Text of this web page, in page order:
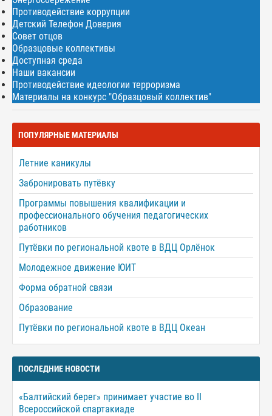
Противодействие коррупции
Детский Телефон Доверия
Совет отцов
Образцовые коллективы
Доступная среда
Наши вакансии
Противодействие идеологии терроризма
Материалы на конкурс "Образцовый коллектив"
ПОПУЛЯРНЫЕ МАТЕРИАЛЫ
Летние каникулы
Забронировать путёвку
Программы повышения квалификации и
профессионального обучения педагогических
работников
Путёвки по региональной квоте в ВДЦ Орлёнок
Молодежное движение ЮИТ
Форма обратной связи
Образование
Путёвки по региональной квоте в ВДЦ Океан
ПОСЛЕДНИЕ НОВОСТИ
«Балтийский берег» принимает участие во II
Всероссийской спартакиаде